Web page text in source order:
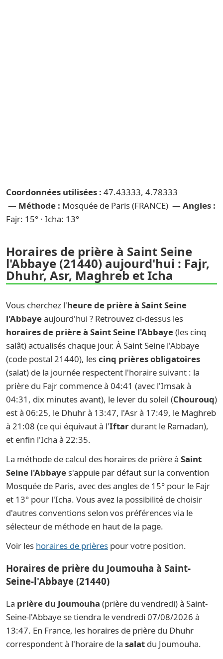
Coordonnées utilisées : 47.43333, 4.78333
— Méthode : Mosquée de Paris (FRANCE) — Angles :
Fajr: 15° · Icha: 13°
Horaires de prière à Saint Seine
l'Abbaye (21440) aujourd'hui : Fajr,
Dhuhr, Asr, Maghreb et Icha
Vous cherchez l'heure de prière à Saint Seine
l'Abbayeaujourd'hui ? Retrouvez ci-dessus les
horaires de prière à Saint Seine l'Abbaye(les cinq
salât) actualisés chaque jour. À Saint Seine l'Abbaye
(code postal 21440), lescinq prières obligatoires
(salat) de la journée respectent l'horaire suivant : la
prière du Fajr commence à 04:41 (avec l'Imsak à
04:31, dix minutes avant), le lever du soleil (Chourouq)
est à 06:25, le Dhuhr à 13:47, l'Asr à 17:49, le Maghreb
à 21:08 (ce qui équivaut à l'Iftar durant le Ramadan),
et enfin l'Icha à 22:35.
La méthode de calcul des horaires de prière à Saint
Seine l'Abbaye s'appuie par défaut sur la convention
Mosquée de Paris, avec des angles de 15° pour le Fajr
et 13° pour l'Icha. Vous avez la possibilité de choisir
d'autres conventions selon vos préférences via le
sélecteur de méthode en haut de la page.
Voir les horaires de prières pour votre position.
Horaires de prière du Joumouha à Saint-
Seine-l'Abbaye (21440)
La prière du Joumouha (prière du vendredi) à Saint-
Seine-l'Abbaye se tiendra le vendredi 07/08/2026 à
13:47. En France, les horaires de prière du Dhuhr
correspondent à l'horaire de la salat du Joumouha.